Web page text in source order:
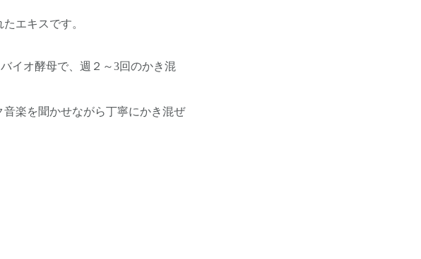
エキスです。
イオ酵母で、週２～3回のかき混
楽を聞かせながら丁寧にかき混ぜ